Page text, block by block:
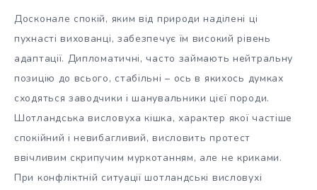
Досконале спокій, яким від природи наділені ці
пухнасті вихованці, забезпечує їм високий рівень
адаптації. Дипломатичні, часто займають нейтральну
позицію до всього, стабільні – ось в якихось думках
сходяться заводчики і шанувальники цієї породи.
Шотландська висловуха кішка, характер якої частіше
спокійний і невибагливий, висловить протест
ввічливим скрипучим муркотанням, але не криками.
При конфліктній ситуації шотландські висловухі